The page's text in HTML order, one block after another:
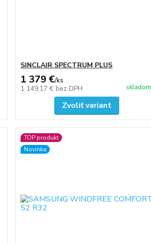
SINCLAIR SPECTRUM PLUS
1 379 €/ks
1 149,17 € bez DPH skladom
Zvoliť variant
TOP produkt
Novinka